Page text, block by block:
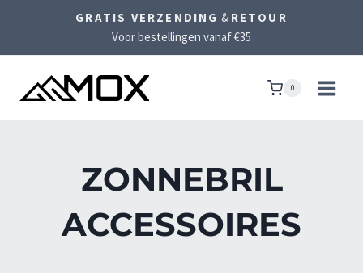
inhoud
GRATIS VERZENDING & RETOUR
Voor bestellingen vanaf €35
0
ZONNEBRIL
ACCESSOIRES